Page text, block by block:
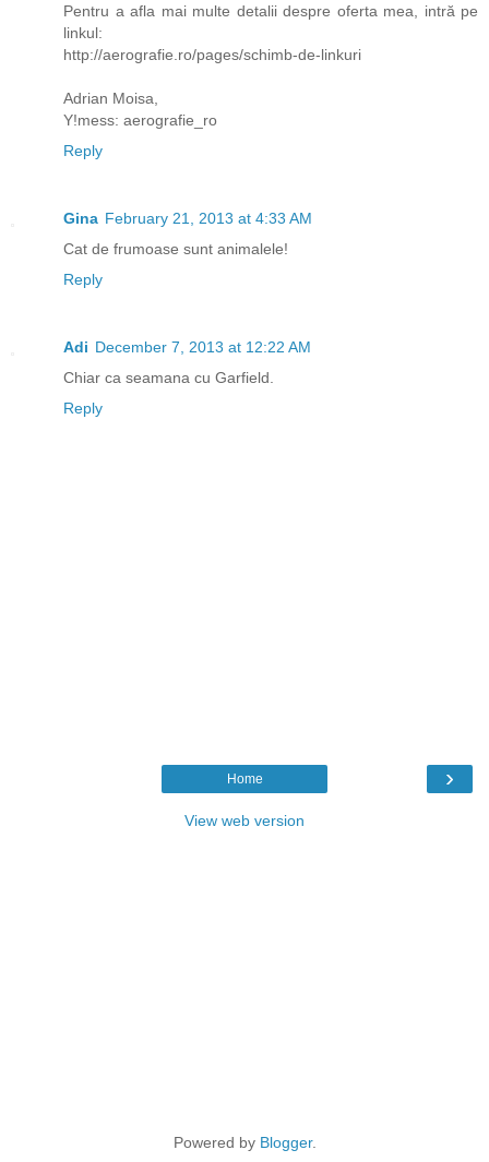
Pentru a afla mai multe detalii despre oferta mea, intră pe
linkul:
http://aerografie.ro/pages/schimb-de-linkuri
Adrian Moisa,
Y!mess: aerografie_ro
Reply
Gina February 21, 2013 at 4:33 AM
Cat de frumoase sunt animalele!
Reply
Adi December 7, 2013 at 12:22 AM
Chiar ca seamana cu Garfield.
Reply
›
Home
View web version
Powered by Blogger.